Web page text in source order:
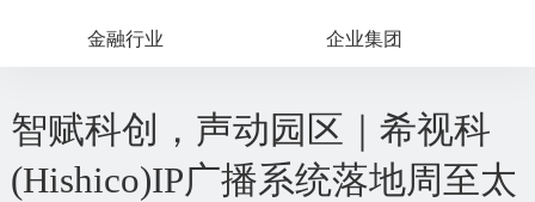
金融行业 企业集团
智赋科创，声动园区｜希视科
(Hishico)IP广播系统落地周至太